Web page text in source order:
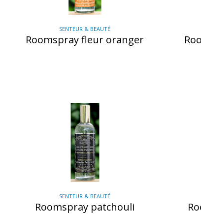
SENTEUR & BEAUTÉ
Roomspray fleur oranger
SENTEUR & BEAUTÉ
Roomspray patchouli